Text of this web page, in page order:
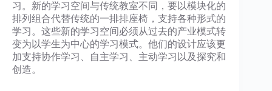
习。新的学习空间与传统教室不同，要以模块化的
排列组合代替传统的一排排座椅，支持各种形式的
学习。这些新的学习空间必须从过去的产业模式转
变为以学生为中心的学习模式。他们的设计应该更
加支持协作学习、自主学习、主动学习以及探究和
创造。